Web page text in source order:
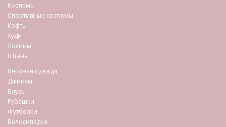
Костюмы
Спортивные костюмы
Кофты
Худи
Лосины
Штаны
Верхняя одежда
Джинсы
Блузы
Рубашки
Футболки
Велосипедки